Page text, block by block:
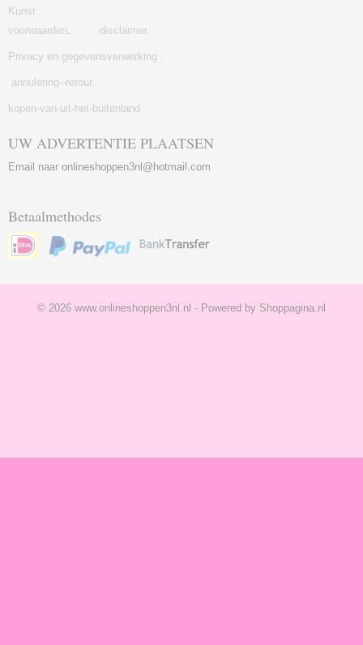
Kunst
voorwaarden. disclaimer
Privacy en gegevensverwerking .
annulering--retour
kopen-van-uit-het-buitenland
UW ADVERTENTIE PLAATSEN
Email naar onlineshoppen3nl@hotmail.com
Betaalmethodes
© 2026 www.onlineshoppen3nl.nl - Powered by Shoppagina.nl